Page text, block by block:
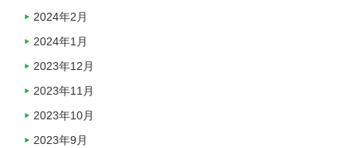
2024年2月
2024年1月
2023年12月
2023年11月
2023年10月
2023年9月